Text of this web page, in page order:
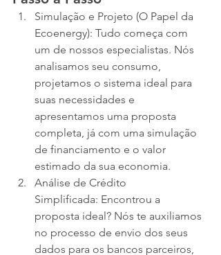
Simulação e Projeto (O Papel da
Ecoenergy): Tudo começa com
um de nossos especialistas. Nós
analisamos seu consumo,
projetamos o sistema ideal para
suas necessidades e
apresentamos uma proposta
completa, já com uma simulação
de financiamento e o valor
estimado da sua economia.
Análise de Crédito
Simplificada: Encontrou a
proposta ideal? Nós te auxiliamos
no processo de envio dos seus
dados para os bancos parceiros,